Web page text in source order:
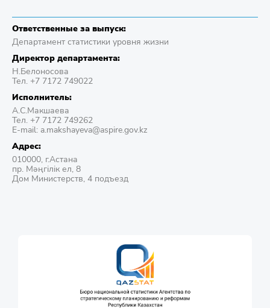
Ответственные за выпуск:
Департамент статистики уровня жизни
Директор департамента:
Н.Белоносова
Тел. +7 7172 749022
Исполнитель:
А.С.Макшаева
Тел. +7 7172 749262
E-mail: a.makshayeva@aspire.gov.kz
Адрес:
010000, г.Астана
пр. Мәңгілік ел, 8
Дом Министерств, 4 подъезд